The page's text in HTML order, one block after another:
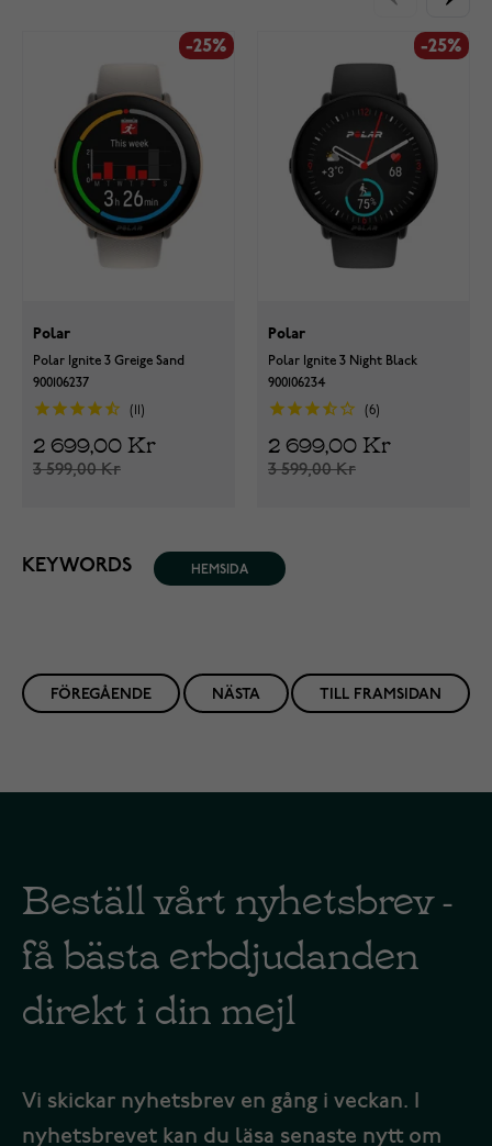
-25%
Polar
Polar Ignite 3 Greige Sand
900106237
3 599,00 Kr
2 699,00 Kr
-25%
Polar
Polar Ignite 3 Night Black
900106234
6
3 599,00 Kr
2 699,00 Kr
KEYWORDS HEMSIDA
FÖREGÅENDE TILL FRAMSIDAN
NÄSTA
Beställ vårt nyhetsbrev -
få bästa erbdjudanden
direkt i din mejl
Vi skickar nyhetsbrev en gång i veckan. I
nyhetsbrevet kan du läsa senaste nytt om